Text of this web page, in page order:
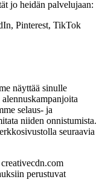
jo heidän palvelujaan:
Pinterest, TikTok
näyttää sinulle
selaus- ja
niiden onnistumista.
seuraavia
perustuvat